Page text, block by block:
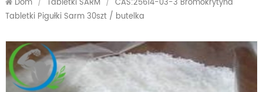
Tabletki Pigułki Sarm 30szt / butelka